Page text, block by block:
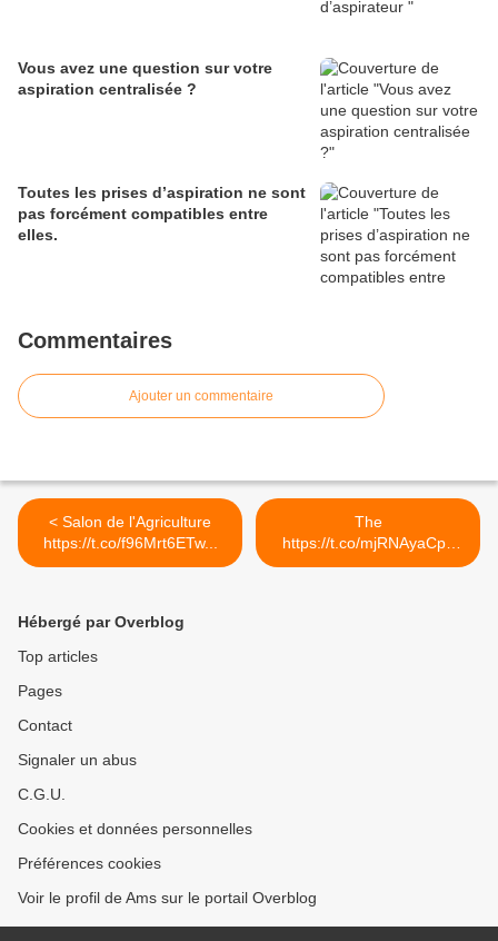
Vous avez une question sur votre
aspiration centralisée ?
Toutes les prises d’aspiration ne sont
pas forcément compatibles entre
elles.
Commentaires
Ajouter un commentaire
< Salon de l'Agriculture
https://t.co/f96Mrt6ETw...
The
https://t.co/mjRNAyaCph
Daily est en ligne!... >
Hébergé par Overblog
Top articles
Pages
Contact
Signaler un abus
C.G.U.
Cookies et données personnelles
Préférences cookies
Voir le profil de Ams sur le portail Overblog